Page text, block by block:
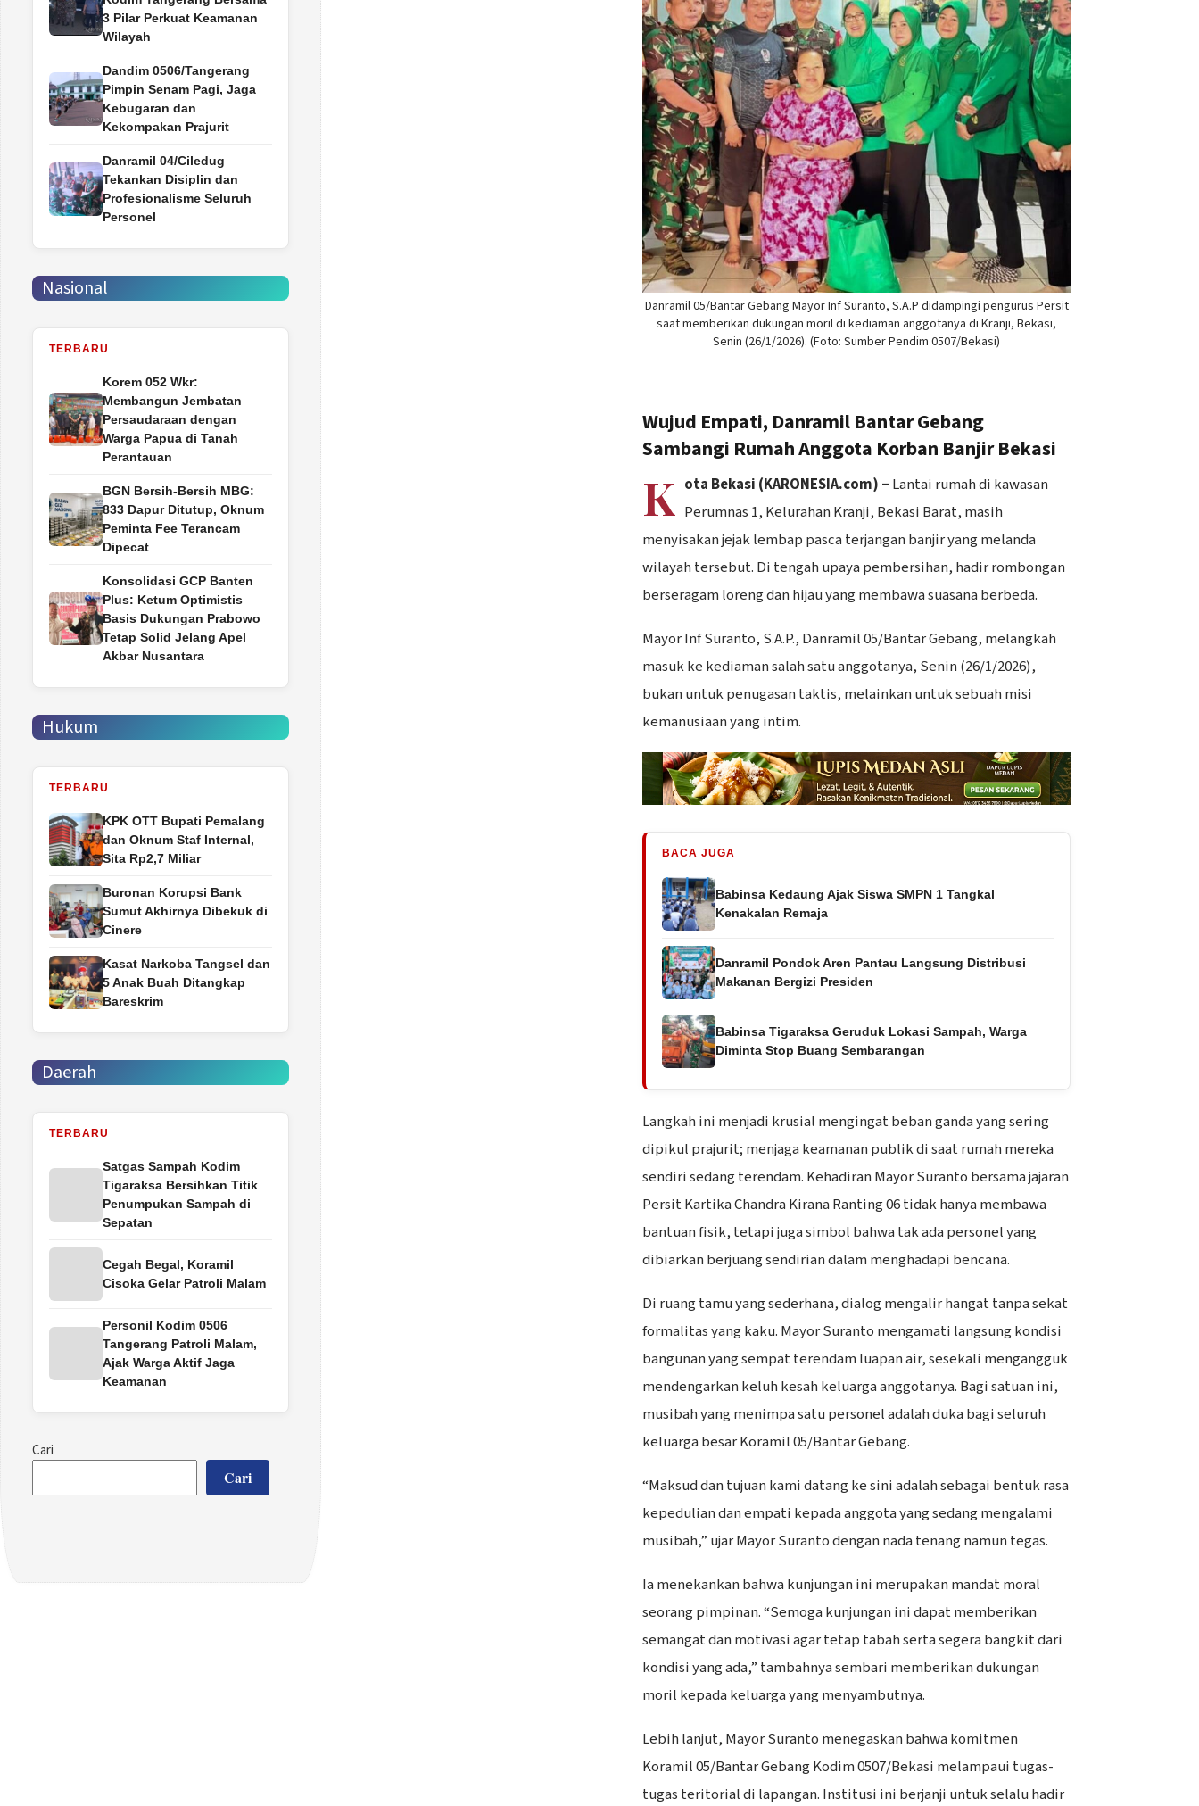
Danramil 05/Bantar Gebang Mayor Inf Suranto, S.A.P didampingi pengurus Persit
saat memberikan dukungan moril di kediaman anggotanya di Kranji, Bekasi,
Senin (26/1/2026). (Foto: Sumber Pendim 0507/Bekasi)
Wujud Empati, Danramil Bantar Gebang
Sambangi Rumah Anggota Korban Banjir Bekasi
K ota Bekasi (KARONESIA.com) – Lantai rumah di kawasan
Perumnas 1, Kelurahan Kranji, Bekasi Barat, masih
menyisakan jejak lembap pasca terjangan banjir yang melanda
wilayah tersebut. Di tengah upaya pembersihan, hadir rombongan
berseragam loreng dan hijau yang membawa suasana berbeda.
Mayor Inf Suranto, S.A.P., Danramil 05/Bantar Gebang, melangkah
masuk ke kediaman salah satu anggotanya, Senin (26/1/2026),
bukan untuk penugasan taktis, melainkan untuk sebuah misi
kemanusiaan yang intim.
BACA JUGA
Babinsa Kedaung Ajak Siswa SMPN 1 Tangkal
Kenakalan Remaja
Danramil Pondok Aren Pantau Langsung Distribusi
Makanan Bergizi Presiden
Babinsa Tigaraksa Geruduk Lokasi Sampah, Warga
Diminta Stop Buang Sembarangan
Langkah ini menjadi krusial mengingat beban ganda yang sering
dipikul prajurit; menjaga keamanan publik di saat rumah mereka
sendiri sedang terendam. Kehadiran Mayor Suranto bersama jajaran
Persit Kartika Chandra Kirana Ranting 06 tidak hanya membawa
bantuan fisik, tetapi juga simbol bahwa tak ada personel yang
dibiarkan berjuang sendirian dalam menghadapi bencana.
Di ruang tamu yang sederhana, dialog mengalir hangat tanpa sekat
formalitas yang kaku. Mayor Suranto mengamati langsung kondisi
bangunan yang sempat terendam luapan air, sesekali mengangguk
mendengarkan keluh kesah keluarga anggotanya. Bagi satuan ini,
musibah yang menimpa satu personel adalah duka bagi seluruh
keluarga besar Koramil 05/Bantar Gebang.
“Maksud dan tujuan kami datang ke sini adalah sebagai bentuk rasa
kepedulian dan empati kepada anggota yang sedang mengalami
musibah,” ujar Mayor Suranto dengan nada tenang namun tegas.
Ia menekankan bahwa kunjungan ini merupakan mandat moral
seorang pimpinan. “Semoga kunjungan ini dapat memberikan
semangat dan motivasi agar tetap tabah serta segera bangkit dari
kondisi yang ada,” tambahnya sembari memberikan dukungan
moril kepada keluarga yang menyambutnya.
Lebih lanjut, Mayor Suranto menegaskan bahwa komitmen
Koramil 05/Bantar Gebang Kodim 0507/Bekasi melampaui tugas-
tugas teritorial di lapangan. Institusi ini berjanji untuk selalu hadir
3 Pilar Perkuat Keamanan
Wilayah
Dandim 0506/Tangerang
Pimpin Senam Pagi, Jaga
Kebugaran dan
Kekompakan Prajurit
Danramil 04/Ciledug
Tekankan Disiplin dan
Profesionalisme Seluruh
Personel
Nasional
TERBARU
Korem 052 Wkr:
Membangun Jembatan
Persaudaraan dengan
Warga Papua di Tanah
Perantauan
BGN Bersih-Bersih MBG:
833 Dapur Ditutup, Oknum
Peminta Fee Terancam
Dipecat
Konsolidasi GCP Banten
Plus: Ketum Optimistis
Basis Dukungan Prabowo
Tetap Solid Jelang Apel
Akbar Nusantara
Hukum
TERBARU
‎KPK OTT Bupati Pemalang
dan Oknum Staf Internal,
Sita Rp2,7 Miliar
Buronan Korupsi Bank
Sumut Akhirnya Dibekuk di
Cinere
Kasat Narkoba Tangsel dan
5 Anak Buah Ditangkap
Bareskrim
Daerah
TERBARU
Satgas Sampah Kodim
Tigaraksa Bersihkan Titik
Penumpukan Sampah di
Sepatan
Cegah Begal, Koramil
Cisoka Gelar Patroli Malam
Personil Kodim 0506
Tangerang Patroli Malam,
Ajak Warga Aktif Jaga
Keamanan
Cari
Cari